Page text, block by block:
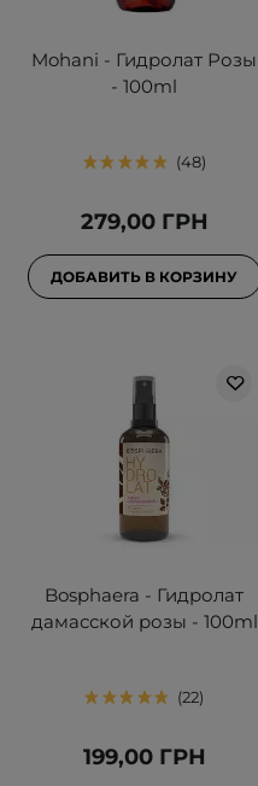
Mohani - Гидролат Розы
- 100ml
48
279,00 ГРН
ДОБАВИТЬ В КОРЗИНУ
Bosphaera - Гидролат
дамасской розы - 100ml
22
199,00 ГРН